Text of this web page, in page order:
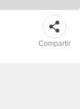
Compartir